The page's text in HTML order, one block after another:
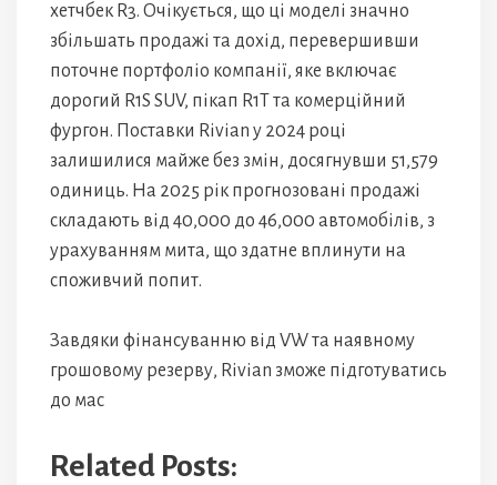
хетчбек R3. Очікується, що ці моделі значно
збільшать продажі та дохід, перевершивши
поточне портфоліо компанії, яке включає
дорогий R1S SUV, пікап R1T та комерційний
фургон. Поставки Rivian у 2024 році
залишилися майже без змін, досягнувши 51,579
одиниць. На 2025 рік прогнозовані продажі
складають від 40,000 до 46,000 автомобілів, з
урахуванням мита, що здатне вплинути на
споживчий попит.
Завдяки фінансуванню від VW та наявному
грошовому резерву, Rivian зможе підготуватись
до мас
Related Posts: